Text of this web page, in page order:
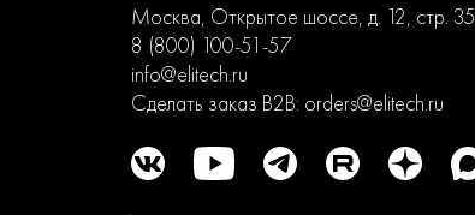
Москва, Открытое шоссе, д. 12, стр. 35
8 (800) 100-51-57
info@elitech.ru
Сделать заказ B2B: orders@elitech.ru